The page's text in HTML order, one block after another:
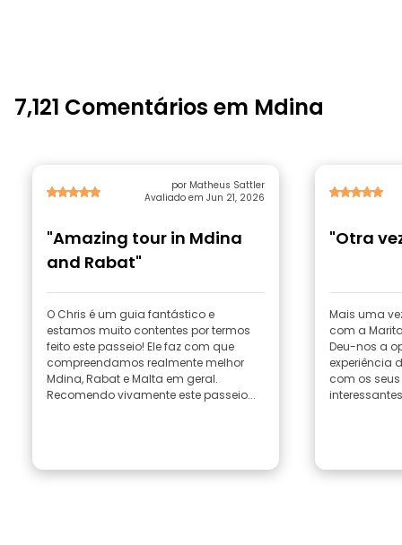
7,121 Comentários em Mdina
por Matheus Sattler
Avaliado em Jun 21, 2026
"Amazing tour in Mdina
and Rabat"
O Chris é um guia fantástico e
estamos muito contentes por termos
feito este passeio! Ele faz com que
compreendamos realmente melhor
Mdina, Rabat e Malta em geral.
Recomendo vivamente este passeio...
"Otra
Mais uma
com a
Deu-nos a
experiência
com os